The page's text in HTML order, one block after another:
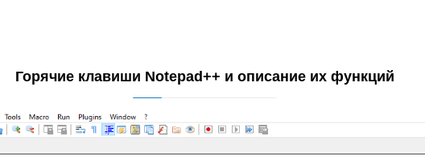
Горячие клавиши Notepad++ и описание их функций